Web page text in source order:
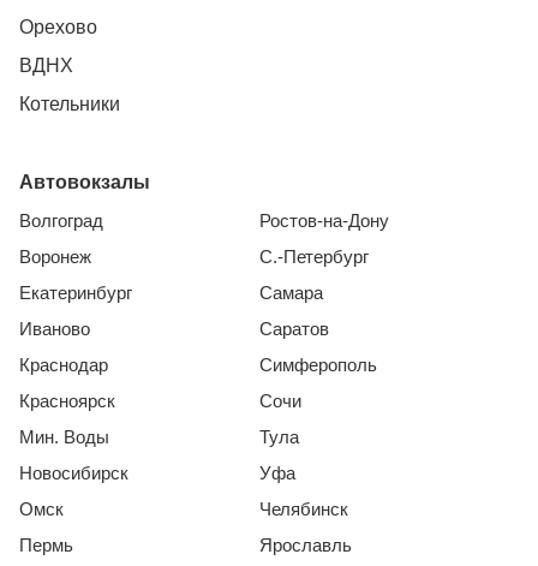
Орехово
ВДНХ
Котельники
Автовокзалы
Волгоград
Воронеж
Екатеринбург
Иваново
Краснодар
Красноярск
Мин. Воды
Новосибирск
Омск
Пермь
Ростов-на-Дону
С.-Петербург
Самара
Саратов
Симферополь
Сочи
Тула
Уфа
Челябинск
Ярославль